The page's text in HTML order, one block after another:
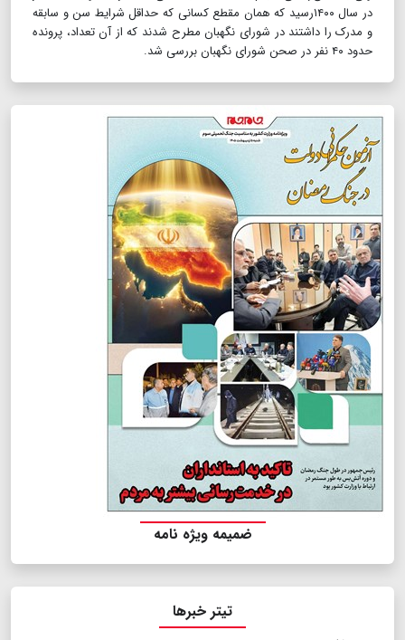
در سال ۱۴۰۰رسید که همان مقطع کسانی که حداقل شرایط سن و سابقه
و مدرک را داشتند در شورای نگهبان مطرح شدند که از آن تعداد، پرونده
حدود ۴۰ نفر در صحن شورای نگهبان بررسی شد.
ضمیمه ویژه نامه
تیتر خبرها